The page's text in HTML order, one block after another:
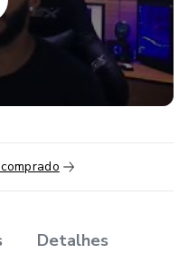
Detalhes